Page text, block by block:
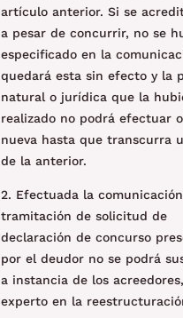
artículo anterior. Si se
a pesar de concurrir, no se
especificado en la
quedará esta sin efecto y la
natural o jurídica que la
realizado no podrá efectuar
nueva hasta que transcurra
de la anterior.
2. Efectuada la
tramitación de solicitud de
declaración de concurso
por el deudor no se podrá
a instancia de los
experto en la